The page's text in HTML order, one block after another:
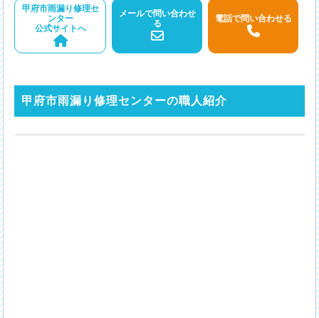
甲府市雨漏り修理セ
ンター
公式サイトへ
メールで問い合わせ
る
電話で問い合わせる
甲府市雨漏り修理センターの職人紹介